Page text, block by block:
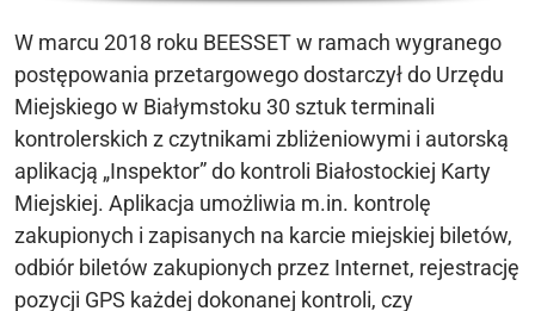
W marcu 2018 roku BEESSET w ramach wygranego
postępowania przetargowego dostarczył do Urzędu
Miejskiego w Białymstoku 30 sztuk terminali
kontrolerskich z czytnikami zbliżeniowymi i autorską
aplikacją „Inspektor” do kontroli Białostockiej Karty
Miejskiej. Aplikacja umożliwia m.in. kontrolę
zakupionych i zapisanych na karcie miejskiej biletów,
odbiór biletów zakupionych przez Internet, rejestrację
pozycji GPS każdej dokonanej kontroli, czy